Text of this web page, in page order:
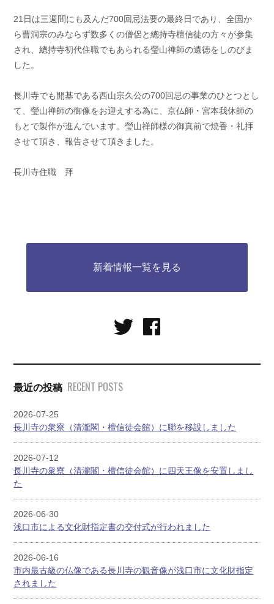
21日は三週間にも及んだ700回忌法要の最終日であり、全国か
ら曹洞宗のみならず数多くの僧侶と總持寺檀信徒の方々が参集
され、總持寺初代住職でもあられる瑩山禅師の遺徳をしのびま
した。
長川寺でも開基である西山宗久公の700回忌の事業のひとつとし
て、瑩山禅師の御像をお迎えする為に、京仏師・宮本我休師の
もとで製作が進んでいます。瑩山禅師様の御真前で焼香・礼拝
させて頂き、報告させて頂きました。
長川寺住職 拜
新着情報一覧を見る
最近の投稿 RECENT POSTS
2026-07-25
長川寺の衆寮（清瀧閣・檀信徒会館）に聯を移設しました
2026-07-12
長川寺の衆寮（清瀧閣・檀信徒会館）に四天王像を安置しまし
た
2026-06-30
浅口市による文化財指定書の交付式が行われました
2026-06-16
市内最古級の仏像である長川寺の観音像が浅口市に文化財指定
されました